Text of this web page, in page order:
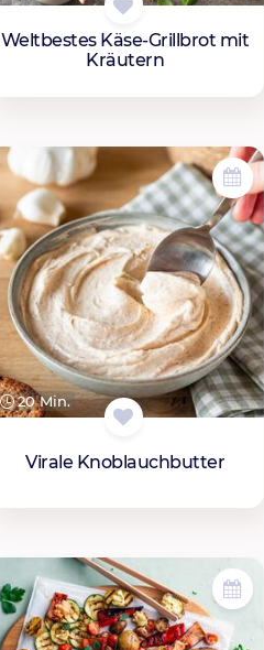
Weltbestes Käse-Grillbrot mit
Kräutern
20 Min.
Virale Knoblauchbutter